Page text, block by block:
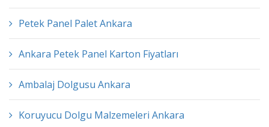
Petek Panel Palet Ankara
Ankara Petek Panel Karton Fiyatları
Ambalaj Dolgusu Ankara
Koruyucu Dolgu Malzemeleri Ankara